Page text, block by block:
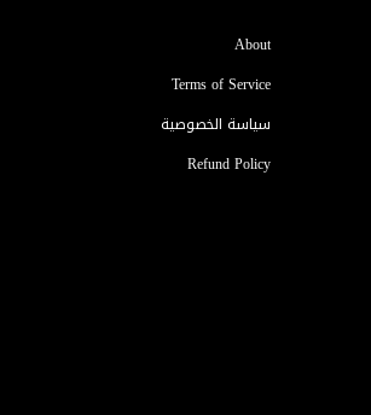
About
Terms of Service
سياسة الخصوصية
Refund Policy